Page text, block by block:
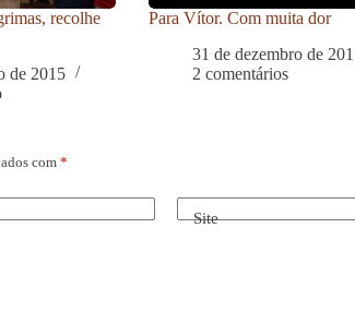
recolhe
de 2015
Para Vítor. Com muita dor
31 de dezembro de
2 comentários
com *
Site